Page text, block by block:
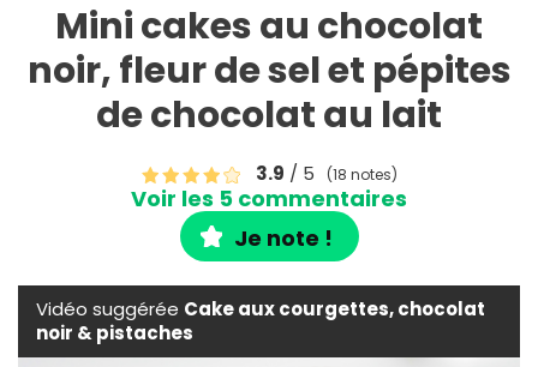
Mini cakes au chocolat
noir, fleur de sel et pépites
de chocolat au lait
3.9 / 5 (18 notes)
Voir les 5 commentaires
Je note !
Vidéo suggérée Cake aux courgettes, chocolat
noir & pistaches